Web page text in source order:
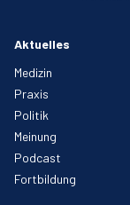
Aktuelles
Medizin
Praxis
Politik
Meinung
Podcast
Fortbildung